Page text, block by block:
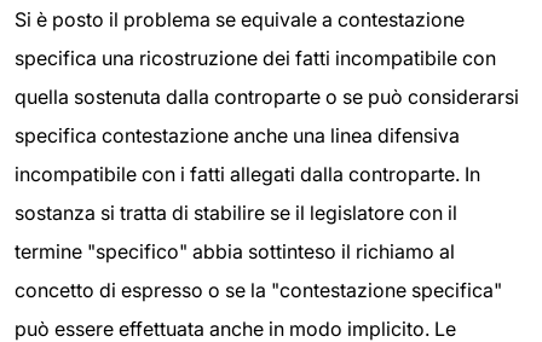
Si è posto il problema se equivale a contestazione
specifica una ricostruzione dei fatti incompatibile con
quella sostenuta dalla controparte o se può considerarsi
specifica contestazione anche una linea difensiva
incompatibile con i fatti allegati dalla controparte. In
sostanza si tratta di stabilire se il legislatore con il
termine "specifico" abbia sottinteso il richiamo al
concetto di espresso o se la "contestazione specifica"
può essere effettuata anche in modo implicito. Le